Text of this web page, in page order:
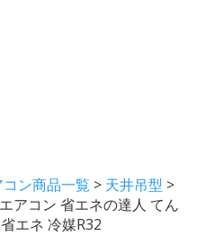
ン商品一覧 > 天井吊型 >
アコン 省エネの達人 てん
エネ 冷媒R32